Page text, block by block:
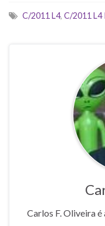
C/2011 L4, C/2011 L4
Carlos F. Oliveira